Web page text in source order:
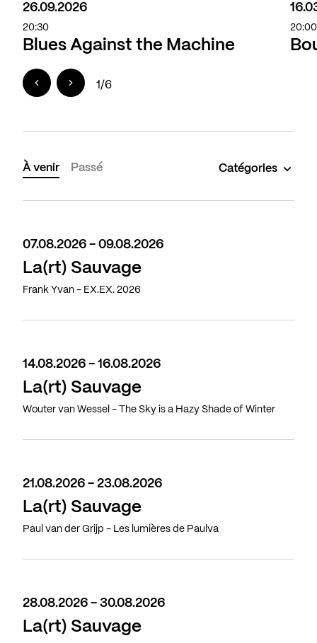
Blues Against the Machine
26.09.2026
20:30 20:00
1/6
À venir Passé Catégories
07.08.2026 - 09.08.2026
La(rt) Sauvage
Frank Yvan - EX.EX. 2026
14.08.2026 - 16.08.2026
La(rt) Sauvage
Wouter van Wessel - The Sky is a Hazy Shade of Winter
21.08.2026 - 23.08.2026
La(rt) Sauvage
Paul van der Grijp - Les lumières de Paulva
28.08.2026 - 30.08.2026
La(rt) Sauvage